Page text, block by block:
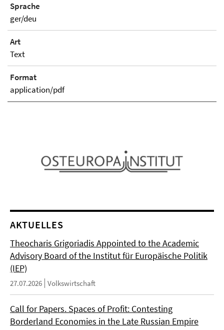
Sprache
ger/deu
Art
Text
Format
application/pdf
AKTUELLES
Theocharis Grigoriadis Appointed to the Academic
Advisory Board of the Institut für Europäische Politik
(IEP)
27.07.2026 Volkswirtschaft
Call for Papers. Spaces of Profit: Contesting
Borderland Economies in the Late Russian Empire